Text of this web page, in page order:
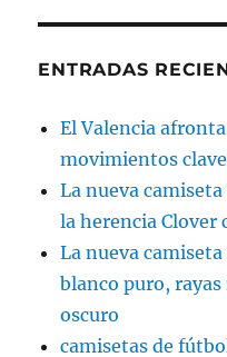
ENTRADAS
El Valencia
movimientos
La nueva
la herencia
La nueva
blanco puro, rayas
oscuro
camisetas de